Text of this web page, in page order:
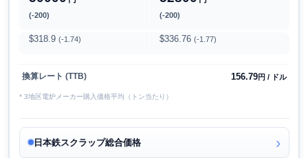
(-200) (-200)
$318.9 (-1.74) $336.76 (-1.77)
換算レート (TTB) 156.79円 / ドル
* 3地区電炉メーカー購入価格平均（トン当たり）
日本鉄スクラップ総合価格